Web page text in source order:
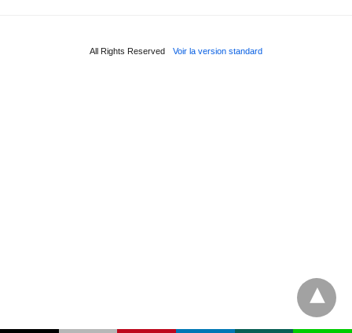
All Rights Reserved Voir la version standard